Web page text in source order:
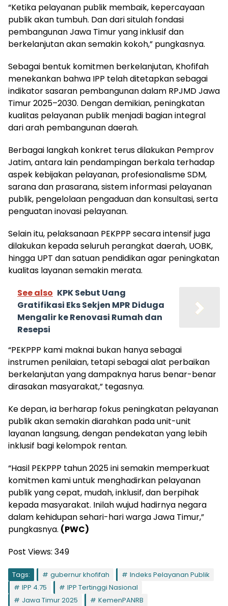
“Ketika pelayanan publik membaik, kepercayaan
publik akan tumbuh. Dan dari situlah fondasi
pembangunan Jawa Timur yang inklusif dan
berkelanjutan akan semakin kokoh,” pungkasnya.
Sebagai bentuk komitmen berkelanjutan, Khofifah
menekankan bahwa IPP telah ditetapkan sebagai
indikator sasaran pembangunan dalam RPJMD Jawa
Timur 2025–2030. Dengan demikian, peningkatan
kualitas pelayanan publik menjadi bagian integral
dari arah pembangunan daerah.
Berbagai langkah konkret terus dilakukan Pemprov
Jatim, antara lain pendampingan berkala terhadap
aspek kebijakan pelayanan, profesionalisme SDM,
sarana dan prasarana, sistem informasi pelayanan
publik, pengelolaan pengaduan dan konsultasi, serta
penguatan inovasi pelayanan.
Selain itu, pelaksanaan PEKPPP secara intensif juga
dilakukan kepada seluruh perangkat daerah, UOBK,
hingga UPT dan satuan pendidikan agar peningkatan
kualitas layanan semakin merata.
See also KPK Sebut Uang
Gratifikasi Eks Sekjen MPR Diduga
Mengalir ke Renovasi Rumah dan
Resepsi
“PEKPPP kami maknai bukan hanya sebagai
instrumen penilaian, tetapi sebagai alat perbaikan
berkelanjutan yang dampaknya harus benar-benar
dirasakan masyarakat,” tegasnya.
Ke depan, ia berharap fokus peningkatan pelayanan
publik akan semakin diarahkan pada unit-unit
layanan langsung, dengan pendekatan yang lebih
inklusif bagi kelompok rentan.
“Hasil PEKPPP tahun 2025 ini semakin memperkuat
komitmen kami untuk menghadirkan pelayanan
publik yang cepat, mudah, inklusif, dan berpihak
kepada masyarakat. Inilah wujud hadirnya negara
dalam kehidupan sehari-hari warga Jawa Timur,”
pungkasnya. (PWC)
Post Views: 349
Tags: gubernur khofifah
Indeks Pelayanan Publik
IPP 4.75
IPP Tertinggi Nasional
Jawa Timur 2025
KemenPANRB